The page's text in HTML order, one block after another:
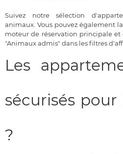
Suivez notre sélection
animaux. Vous pouvez également
moteur de réservation principale
"Animaux admis" dans les filtres
Les
sécurisés
?